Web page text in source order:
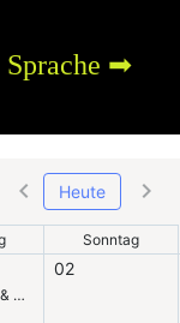
Sprache